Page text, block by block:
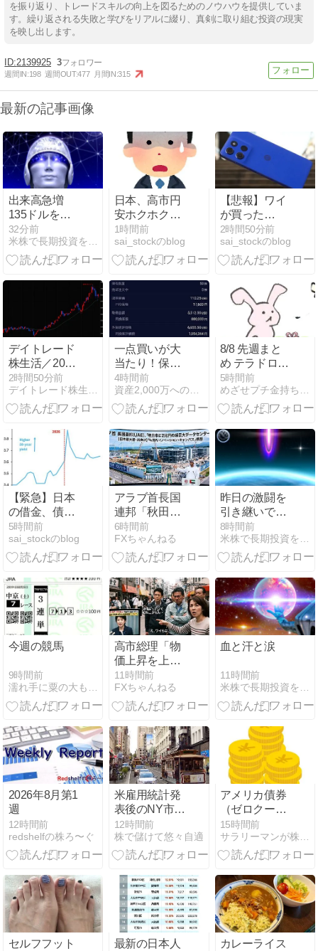
を振り返り、トレードスキルの向上を図るためのノウハウを提供していま
す。繰り返される失敗と学びをリアルに綴り、真剣に取り組む投資の現実
を映し出します。
2139925 3
週間IN:198 週間OUT:477 月間IN:315
最新の記事画像
出来高急増
135ドルを抜
けるのか
32分前
米株で長期投資を楽しもう！
日本、高市円
安ホクホクな
のに上半期の
輸出額が台湾
と韓国に抜か
1時間前
sai_stockのblog
【悲報】ワイ
が買った
Motorolaのス
マホ、ポンコ
ツすぎる
2時間50分前
sai_stockのblog
デイトレード
株生活／2026
年8月3日～8
月7日
2時間50分前
デイトレード株生活！空売り担がれ目指せ年収1千万
一点買いが大
当たり！保有
銘柄はスペー
スX１つだけ
で含み益率
れ投資家、我
ながら自画自
賛
4時間前
資産2,000万への航海図｜端くれ投資家の奮闘記
8/8 先週まと
め テラドロー
ンに救われま
した
5時間前
めざせプチ金持ち 投資日記
【緊急】日本
の借金、債務
危機だった
5時間前
sai_stockのblog
アラブ首長国
連邦「秋田市
に2兆円の超
巨大データセ
ンター建てる
6時間前
FXちゃんねる
昨日の激闘を
引き継いで、
これからどう
するのか
8時間前
米株で長期投資を楽しもう！
今週の競馬
9時間前
高市総理「物
価上昇を上回
る賃上げを日
本に定着させ
る」→国家公
幅増額(約
3.5%⤴)へ→庶
民「え、ワイ
らは❓」
11時間前
FXちゃんねる
血と汗と涙
11時間前
2026年8月第1
週
12時間前
redshelfの株ろ〜ぐ
米雇用統計発
表後のNY市場
の動き（2026
年8月8日）
12時間前
株で儲けて悠々自適
アメリカ債券
（ゼロクーポ
ン債）が償還
15時間前
セルフフット
最新の日本人
カレーライス